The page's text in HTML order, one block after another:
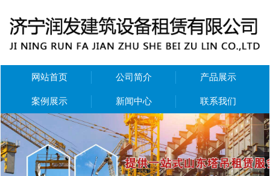
网站首页 公司简介 产品展示
案例展示 新闻中心 联系我们